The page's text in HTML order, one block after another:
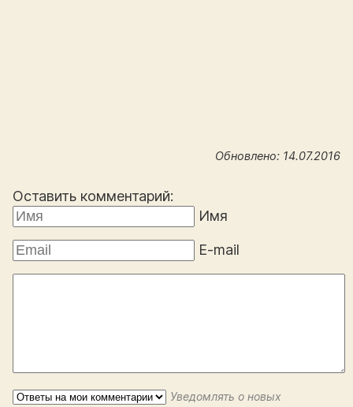
Обновлено: 14.07.2016
Оставить комментарий:
Имя
E-mail
Уведомлять о новых